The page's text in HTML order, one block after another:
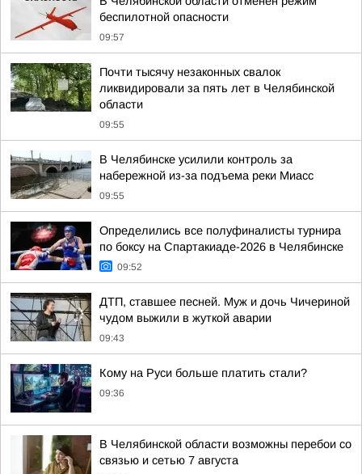
беспилотной опасности
09:57
Почти тысячу незаконных свалок
ликвидировали за пять лет в Челябинской
области
09:55
В Челябинске усилили контроль за
набережной из-за подъема реки Миасс
09:55
Определились все полуфиналисты турнира
по боксу на Спартакиаде-2026 в Челябинске
09:52
ДТП, ставшее песней. Муж и дочь Чичериной
чудом выжили в жуткой аварии
09:43
Кому на Руси больше платить стали?
09:36
В Челябинской области возможны перебои со
связью и сетью 7 августа